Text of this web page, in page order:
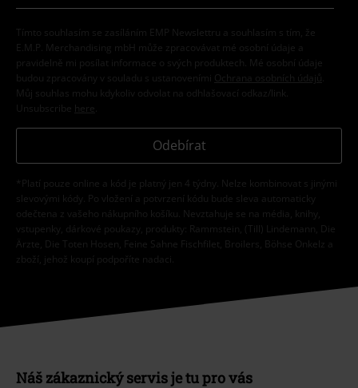
Tímto souhlasím se zasíláním EMP Newslettru a souhlasím s tím, že
E.M.P. Merchandising mbH může zpracovávat mé osobní údaje a
pravidelně mi posílat informace o svých produktech. Mé osobní údaje
budou zpracovány v souladu s ustanoveními
Ochrana osobních údajů
Můj souhlas mohu kdykoliv odvolat na odhlašovací odkaz/link.
Unsubscribe here
Odebírat
*Platí pouze online a kód je platný jen 4 týdny. Nelze kombinovat s jinými
slevovými kódy. Po vložení a potvrzení kódu bude sleva automaticky
odečtena z vašeho nákupního košíku. Nevztahuje se na média, knihy,
vstupenky, dárkové poukazy, produkty: Rammstein, (Till) Lindemann, Die
Ärzte, Die Toten Hosen, Feine Sahne Fischfilet, Broilers, Böhse Onkelz a
zboží, jehož koupí podpoříte nadaci.
Náš zákaznický servis je tu pro vás